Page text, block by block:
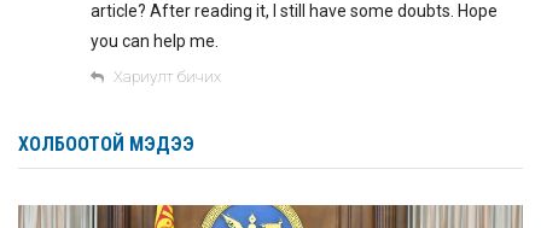
article? After reading it, I still have some doubts. Hope
you can help me.
Хариулт бичих
ХОЛБООТОЙ МЭДЭЭ